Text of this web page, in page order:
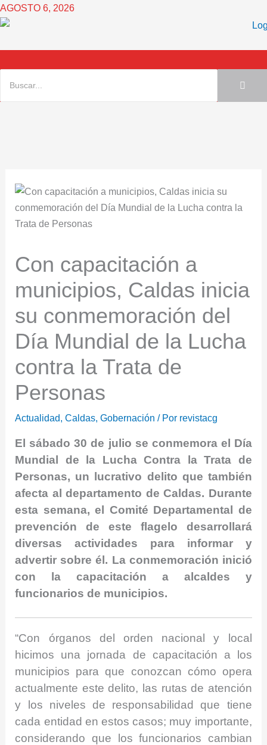
Ir
al
AGOSTO 6, 2026
Con capacitación a
municipios, Caldas inicia
su conmemoración del
Día Mundial de la Lucha
contra la Trata de
Personas
Actualidad,Caldas,Gobernación / Por revistacg
El sábado 30 de julio se conmemora el Día
Mundial de la Lucha Contra la Trata de
Personas, un lucrativo delito que también
afecta al departamento de Caldas. Durante
esta semana, el Comité Departamental de
prevención de este flagelo desarrollará
diversas actividades para informar y
advertir sobre él. La conmemoración inició
con la capacitación a alcaldes y
funcionarios de municipios.
“Con órganos del orden nacional y local
hicimos una jornada de capacitación a los
municipios para que conozcan cómo opera
actualmente este delito, las rutas de atención
y los niveles de responsabilidad que tiene
cada entidad en estos casos; muy importante,
considerando que los funcionarios cambian